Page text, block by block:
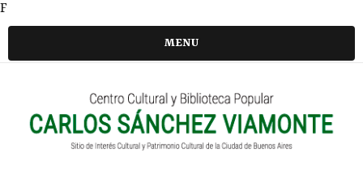
F
MENU